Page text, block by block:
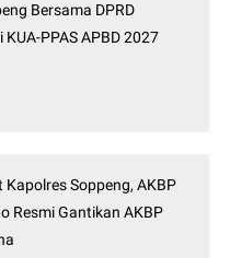
Bersama DPRD
PPAS APBD 2027
Kapolres Soppeng, AKBP
Resmi Gantikan AKBP